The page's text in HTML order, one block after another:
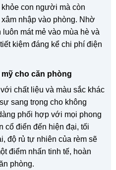
con người mà còn
nhập vào phòng. Nhờ
mát mẻ vào mùa hè và
kiệm đáng kể chi phí điện
mỹ cho căn phòng
chất liệu và màu sắc khác
sang trọng cho không
phối hợp với mọi phong
cổ điển đến hiện đại, tối
độ rủ tự nhiên của rèm sẽ
điểm nhấn tinh tế, hoàn
phòng.